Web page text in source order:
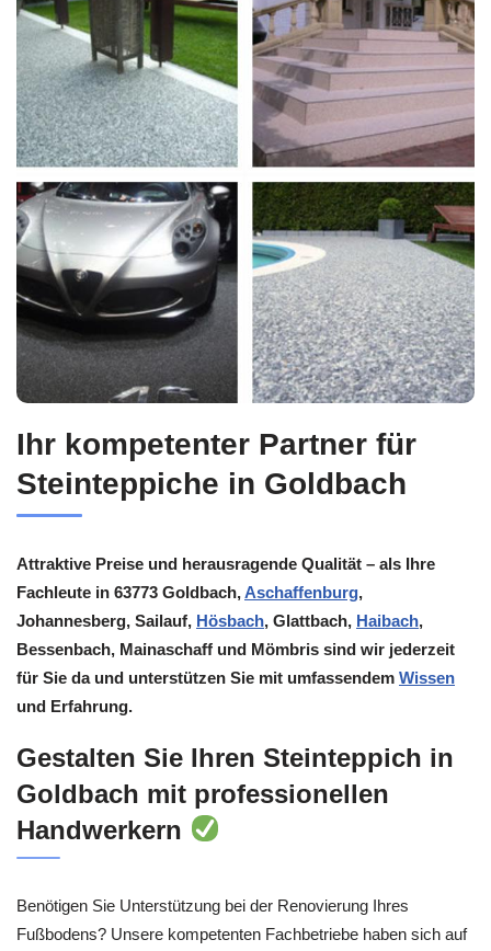
Ihr kompetenter Partner für
Steinteppiche in Goldbach
Attraktive Preise und herausragende Qualität – als Ihre
Fachleute in 63773 Goldbach,Aschaffenburg,
Johannesberg, Sailauf, Hösbach, Glattbach, Haibach,
Bessenbach, Mainaschaff und Mömbris sind wir jederzeit
für Sie da und unterstützen Sie mit umfassendem Wissen
und Erfahrung.
Gestalten Sie Ihren Steinteppich in
Goldbach mit professionellen
Handwerkern
Benötigen Sie Unterstützung bei der Renovierung Ihres
Fußbodens? Unsere kompetenten Fachbetriebe haben sich auf